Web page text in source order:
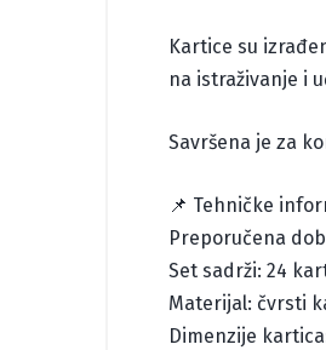
Kartice su
na istraživanje i
Savršena je za
📌 Tehničke
Preporučena
Set sadrži: 24
Materijal: čvrsti
Dimenzije